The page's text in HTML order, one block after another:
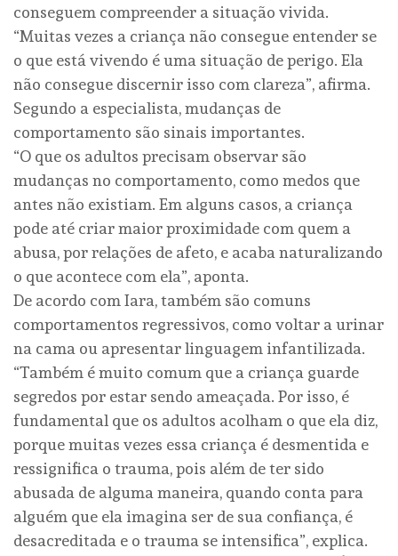
conseguem compreender a situação vivida.
“Muitas vezes a criança não consegue entender se
o que está vivendo é uma situação de perigo. Ela
não consegue discernir isso com clareza”, afirma.
Segundo a especialista, mudanças de
comportamento são sinais importantes.
“O que os adultos precisam observar são
mudanças no comportamento, como medos que
antes não existiam. Em alguns casos, a criança
pode até criar maior proximidade com quem a
abusa, por relações de afeto, e acaba naturalizando
o que acontece com ela”, aponta.
De acordo com Iara, também são comuns
comportamentos regressivos, como voltar a urinar
na cama ou apresentar linguagem infantilizada.
“Também é muito comum que a criança guarde
segredos por estar sendo ameaçada. Por isso, é
fundamental que os adultos acolham o que ela diz,
porque muitas vezes essa criança é desmentida e
ressignifica o trauma, pois além de ter sido
abusada de alguma maneira, quando conta para
alguém que ela imagina ser de sua confiança, é
desacreditada e o trauma se intensifica”, explica.